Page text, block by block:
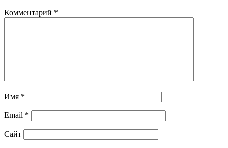
Комментарий *
Имя *
Email *
Сайт